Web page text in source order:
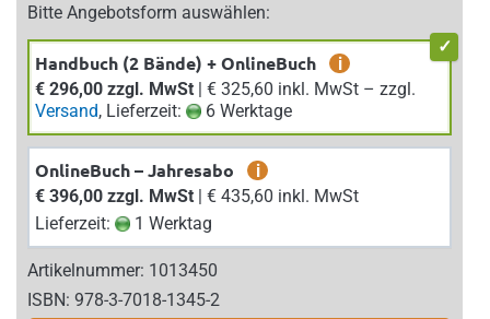
Bitte Angebotsform auswählen:
Handbuch (2 Bände) + OnlineBuch
i
€ 296,00 zzgl. MwSt
| € 325,60 inkl. MwSt – zzgl.
Versand, Lieferzeit: 6 Werktage
OnlineBuch – Jahresabo
i
€ 396,00 zzgl. MwSt
| € 435,60 inkl. MwSt
Lieferzeit:
1 Werktag
Artikelnummer: 1013450
ISBN: 978-3-7018-1345-2